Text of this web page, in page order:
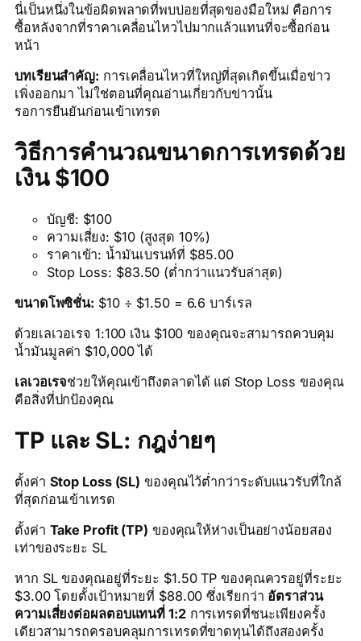
นี่เป็นหนึ่งในข้อผิดพลาดที่พบบ่อยที่สุดของมือใหม่ คือการ
ซื้อหลังจากที่ราคาเคลื่อนไหวไปมากแล้วแทนที่จะซื้อก่อน
หน้า
บทเรียนสำคัญ: การเคลื่อนไหวที่ใหญ่ที่สุดเกิดขึ้นเมื่อข่าว
เพิ่งออกมา ไม่ใช่ตอนที่คุณอ่านเกี่ยวกับข่าวนั้น
รอการยืนยันก่อนเข้าเทรด
วิธีการคำนวณขนาดการเทรดด้วย
เงิน $100
บัญชี: $100
ความเสี่ยง: $10 (สูงสุด 10%)
ราคาเข้า: น้ำมันเบรนท์ที่ $85.00
Stop Loss: $83.50 (ต่ำกว่าแนวรับล่าสุด)
ขนาดโพซิชั่น: $10 ÷ $1.50 = 6.6 บาร์เรล
ด้วยเลเวอเรจ 1:100 เงิน $100 ของคุณจะสามารถควบคุม
น้ำมันมูลค่า $10,000 ได้
เลเวอเรจช่วยให้คุณเข้าถึงตลาดได้ แต่ Stop Loss ของคุณ
คือสิ่งที่ปกป้องคุณ
TP และ SL: กฎง่ายๆ
ตั้งค่า Stop Loss (SL) ของคุณไว้ต่ำกว่าระดับแนวรับที่ใกล้
ที่สุดก่อนเข้าเทรด
ตั้งค่า Take Profit (TP) ของคุณให้ห่างเป็นอย่างน้อยสอง
เท่าของระยะ SL
หาก SL ของคุณอยู่ที่ระยะ $1.50 TP ของคุณควรอยู่ที่ระยะ
$3.00 โดยตั้งเป้าหมายที่ $88.00 ซึ่งเรียกว่า อัตราส่วน
ความเสี่ยงต่อผลตอบแทนที่ 1:2การเทรดที่ชนะเพียงครั้ง
เดียวสามารถครอบคลุมการเทรดที่ขาดทุนได้ถึงสองครั้ง